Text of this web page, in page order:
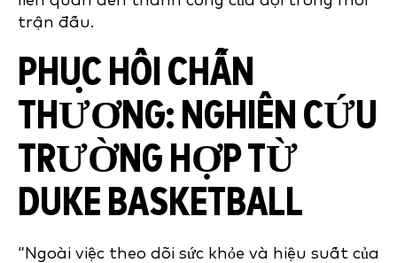
trận đấu.
PHỤC HỒI CHẤN
THƯƠNG: NGHIÊN CỨU
TRƯỜNG HỢP TỪ
DUKE BASKETBALL
“Ngoài việc theo dõi sức khỏe và hiệu suất của